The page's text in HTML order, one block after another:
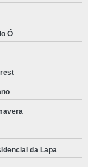
Ó
da Lapa